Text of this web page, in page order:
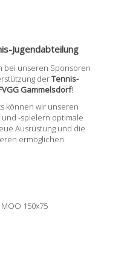
Jugendabteilung
bei unseren Sponsoren
derTennis-
Gammelsdorf!
können wir unseren
-spielern optimale
Ausrüstung und die
ermöglichen.